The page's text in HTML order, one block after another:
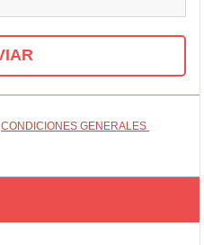
CONDICIONES GENERALES